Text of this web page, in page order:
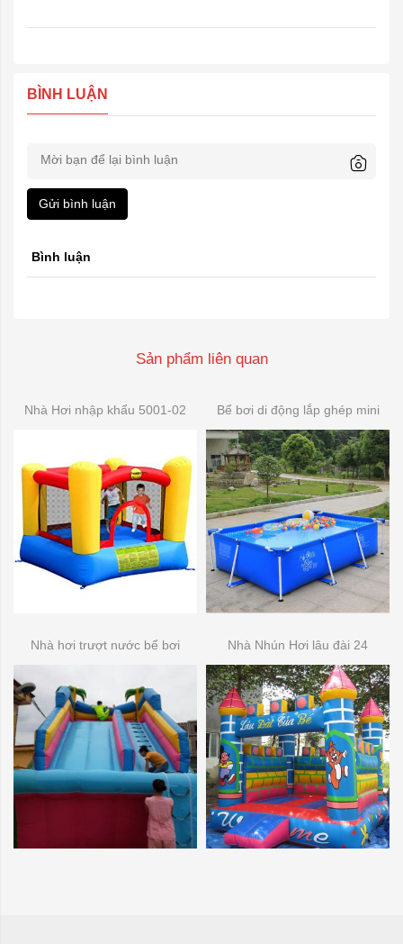
BÌNH LUẬN
Gửi bình luận
Bình luận
Sản phẩm liên quan
Nhà Hơi nhập khẩu 5001-02 Bể bơi di động lắp ghép mini
Nhà hơi trượt nước bể bơi Nhà Nhún Hơi lâu đài 24